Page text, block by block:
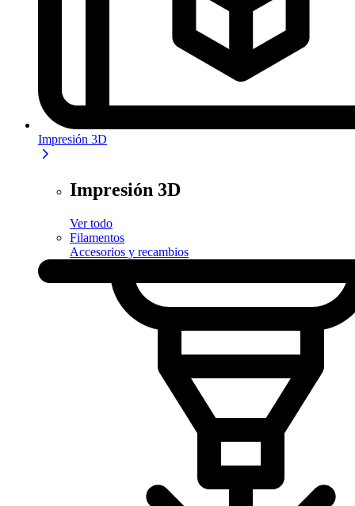
Impresión 3D
Impresión 3D
Ver todo
Filamentos
Accesorios y recambios